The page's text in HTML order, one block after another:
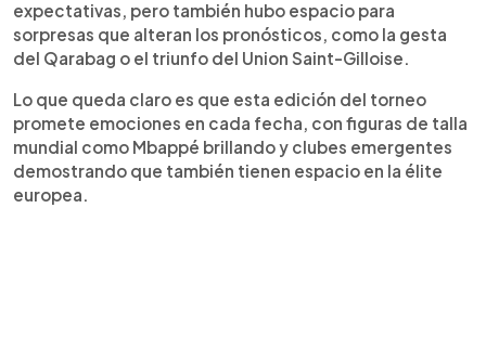
expectativas, pero también hubo espacio para
sorpresas que alteran los pronósticos, como la gesta
del Qarabag o el triunfo del Union Saint-Gilloise.
Lo que queda claro es que esta edición del torneo
promete emociones en cada fecha, con figuras de talla
mundial como Mbappé brillando y clubes emergentes
demostrando que también tienen espacio en la élite
europea.